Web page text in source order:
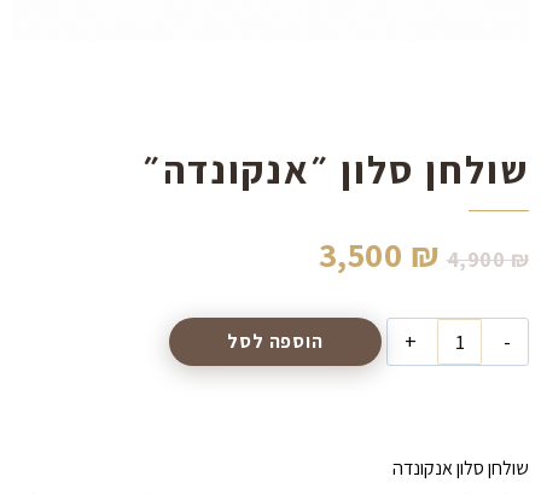
כל
האפשרויות
שולחן סלון ״אנקונדה״
4,900₪
המחיר
המקורי
היה:
3,500 ₪
המחיר
הנוכחי
הוא:
שולחן סלון אנקונדה
כמות
של
הוספה לסל